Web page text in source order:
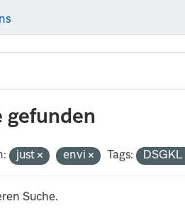
gefunden
just envi Tags:
Suche.